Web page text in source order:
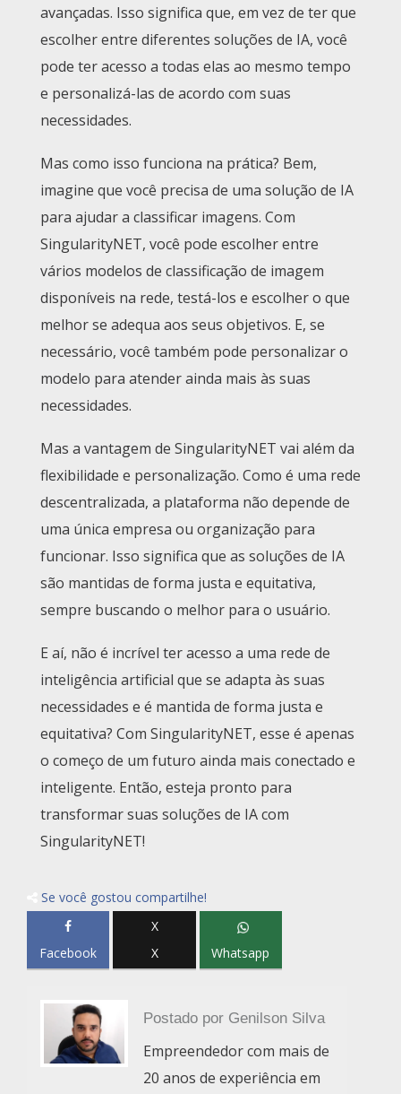
avançadas. Isso significa que, em vez de ter que
escolher entre diferentes soluções de IA, você
pode ter acesso a todas elas ao mesmo tempo
e personalizá-las de acordo com suas
necessidades.
Mas como isso funciona na prática? Bem,
imagine que você precisa de uma solução de IA
para ajudar a classificar imagens. Com
SingularityNET, você pode escolher entre
vários modelos de classificação de imagem
disponíveis na rede, testá-los e escolher o que
melhor se adequa aos seus objetivos. E, se
necessário, você também pode personalizar o
modelo para atender ainda mais às suas
necessidades.
Mas a vantagem de SingularityNET vai além da
flexibilidade e personalização. Como é uma rede
descentralizada, a plataforma não depende de
uma única empresa ou organização para
funcionar. Isso significa que as soluções de IA
são mantidas de forma justa e equitativa,
sempre buscando o melhor para o usuário.
E aí, não é incrível ter acesso a uma rede de
inteligência artificial que se adapta às suas
necessidades e é mantida de forma justa e
equitativa? Com SingularityNET, esse é apenas
o começo de um futuro ainda mais conectado e
inteligente. Então, esteja pronto para
transformar suas soluções de IA com
SingularityNET!
Se você gostou compartilhe!
Facebook
X
X
Whatsapp
Postado por Genilson Silva
Empreendedor com mais de
20 anos de experiência em